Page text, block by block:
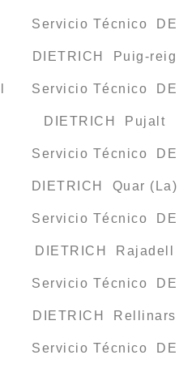
Servicio Técnico DE
DIETRICH Puig-reig
Servicio Técnico DE
DIETRICH Pujalt
Servicio Técnico DE
DIETRICH Quar (La)
Servicio Técnico DE
DIETRICH Rajadell
Servicio Técnico DE
DIETRICH Rellinars
Servicio Técnico DE